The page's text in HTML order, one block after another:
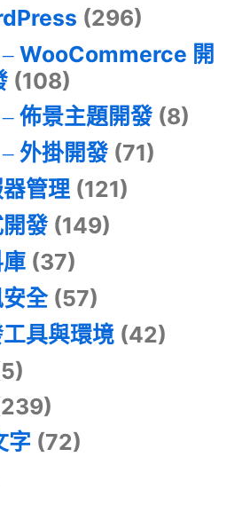
(296)
WooCommerce 開
(108)
佈景主題開發(8)
外掛開發(71)
管理(121)
發(149)
(37)
全(57)
工具與環境(42)
字 (72)